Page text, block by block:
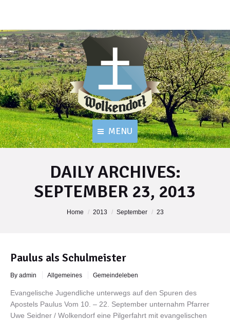
MENU
DAILY ARCHIVES:
SEPTEMBER 23, 2013
Home 2013 September 23
Paulus als Schulmeister
By admin Allgemeines Gemeindeleben
Evangelische Jugendliche unterwegs auf den Spuren des
Apostels Paulus Vom 10. – 22. September unternahm Pfarrer
Uwe Seidner / Wolkendorf eine Pilgerfahrt mit evangelischen